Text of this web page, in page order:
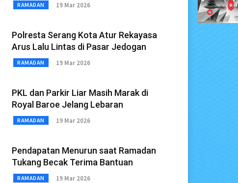
RAMADAN 19 Mar 2026
Polresta Serang Kota Atur Rekayasa
Arus Lalu Lintas di Pasar Jedogan
RAMADAN 19 Mar 2026
PKL dan Parkir Liar Masih Marak di
Royal Baroe Jelang Lebaran
RAMADAN 19 Mar 2026
Pendapatan Menurun saat Ramadan
Tukang Becak Terima Bantuan
RAMADAN 19 Mar 2026